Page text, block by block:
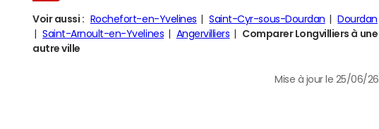
Voir aussi : Rochefort-en-Yvelines Saint-Cyr-sous-Dourdan
Dourdan
Saint-Arnoult-en-Yvelines
Angervilliers
Comparer Longvilliers à une
autre ville
Mise à jour le 25/06/26